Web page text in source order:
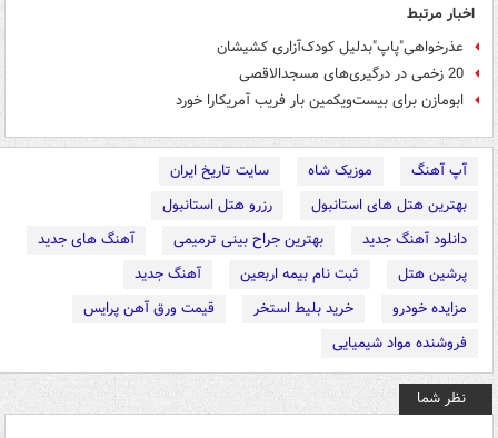
اخبار مرتبط
عذرخواهی"پاپ"بدلیل کودک‌آزاری کشیشان
20 زخمی در درگیری‌های مسجدالاقصی
ابومازن برای بیست‌ویکمین بار فریب آمریکارا خورد
آپ آهنگ موزیک شاه
سایت تاریخ ایران
بهترین هتل های استانبول
رزرو هتل استانبول
دانلود آهنگ جدید
بهترین جراح بینی ترمیمی
آهنگ های جدید
پرشین هتل
ثبت نام بیمه اربعین
آهنگ جدید
مزایده خودرو
خرید بلیط استخر
قیمت ورق آهن پرایس
فروشنده مواد شیمیایی
نظر شما